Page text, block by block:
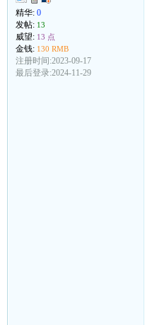
精华: 0
发帖: 13
威望: 13 点
金钱: 130 RMB
注册时间:2023-09-17
最后登录:2024-11-29